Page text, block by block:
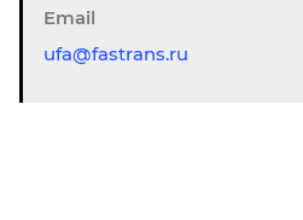
Email
ufa@fastrans.ru